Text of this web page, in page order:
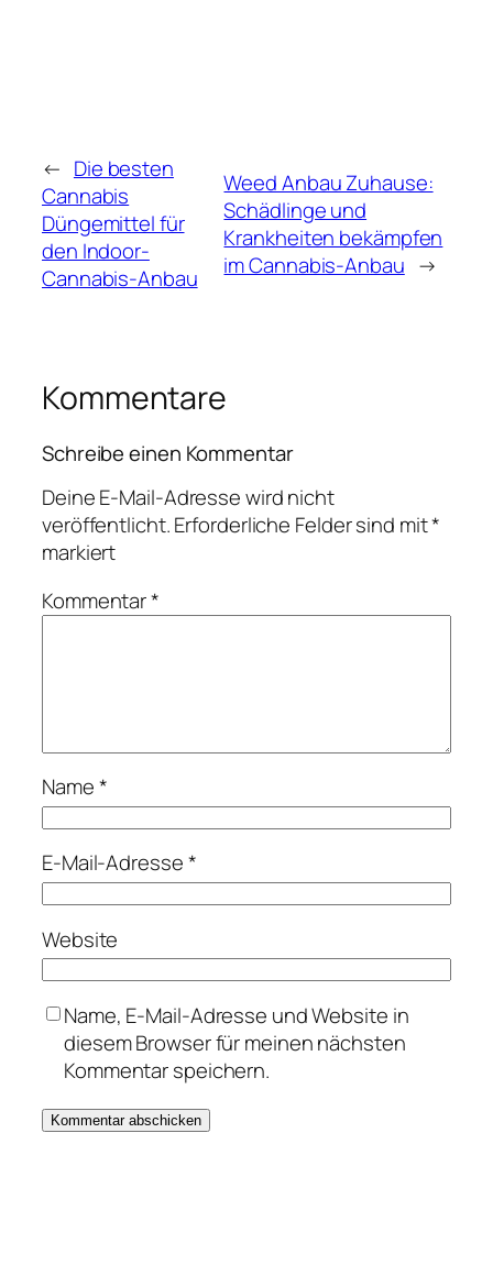
← Die besten
Cannabis
Düngemittel für
den Indoor-
Cannabis-Anbau
Weed Anbau Zuhause:
Schädlinge und
Krankheiten bekämpfen
im Cannabis-Anbau →
Kommentare
Schreibe einen Kommentar
Deine E-Mail-Adresse wird nicht
veröffentlicht.Erforderliche Felder sind mit*
markiert
Kommentar*
Name*
E-Mail-Adresse*
Website
Name, E-Mail-Adresse und Website in
diesem Browser für meinen nächsten
Kommentar speichern.